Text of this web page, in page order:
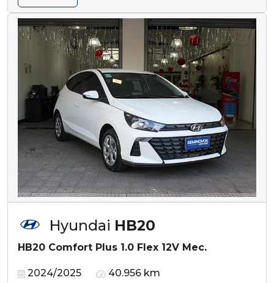
Hyundai HB20
HB20 Comfort Plus 1.0 Flex 12V Mec.
2024/2025 40.956 km